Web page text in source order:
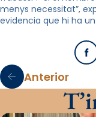
menys necessitat”,
evidencia que hi ha
Anterior